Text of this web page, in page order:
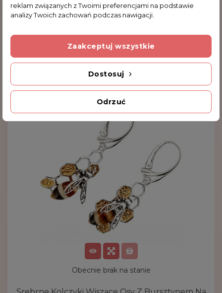
Obecnie brak na stanie
Srebrna Bransoletka Osa Z Bursztynem Na
Plastrze Miodu
229,00 zł
Obecnie brak na stanie
reklam związanych z Twoimi preferencjami na podstawie
analizy Twoich zachowań podczas nawigacji.
Odrzuć
Dostosuj
Zaakceptuj wszystkie